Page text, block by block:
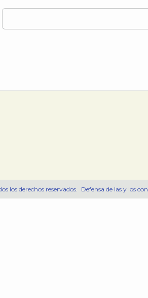
los derechos reservados. Defensa de las y los